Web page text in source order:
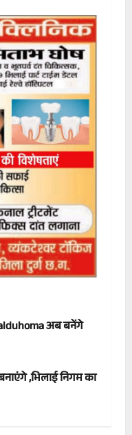
अब बनेंगे
,भिलाई निगम का